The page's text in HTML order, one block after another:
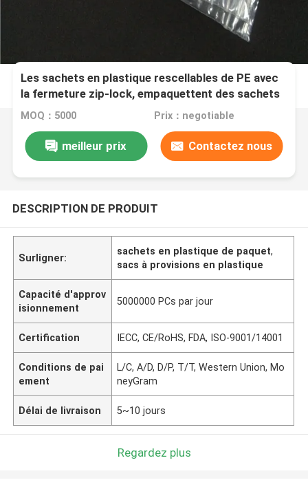
Les sachets en plastique rescellables de PE avec
la fermeture zip-lock, empaquettent des sachets
en plastique imperméables
MOQ：5000 Prix：negotiable
meilleur prix Contactez nous
DESCRIPTION DE PRODUIT
Surligner:
sachets en plastique de paquet,
sacs à provisions en plastique
Capacité d'approv
isionnement
5000000 PCs par jour
Certification IECC, CE/RoHS, FDA, ISO-9001/14001
Conditions de pai
ement
L/C, A/D, D/P, T/T, Western Union, Mo
neyGram
Délai de livraison 5~10 jours
Regardez plus